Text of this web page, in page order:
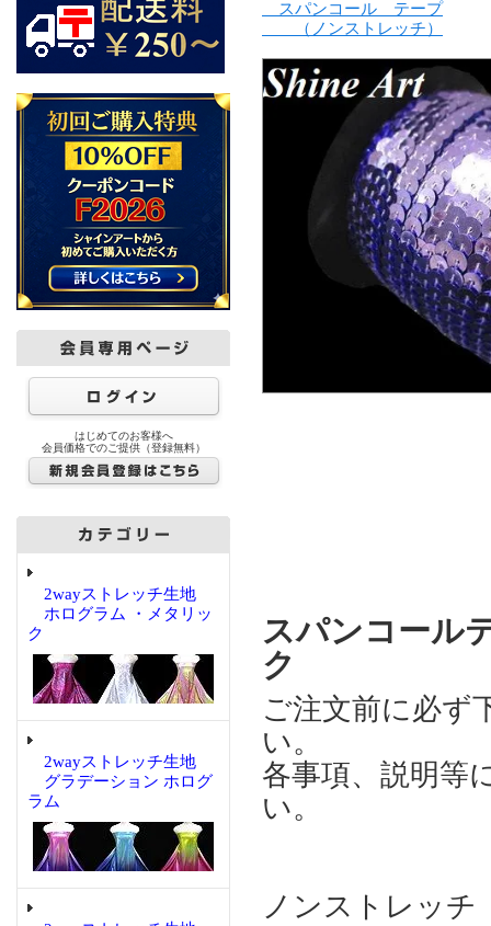
はじめてのお客様へ
会員価格でのご提供（登録無料）
2wayストレッチ生地
ホログラム ・メタリッ
ク
2wayストレッチ生地
グラデーション ホログ
ラム
スパンコール テープ
（ノンストレッチ）
スパンコー
ク
ご注文前に必ず
い。
各事項、説明等
い。
ノンストレッ